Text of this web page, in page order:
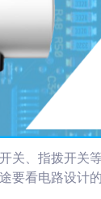
关、指拨开关
要看电路设计